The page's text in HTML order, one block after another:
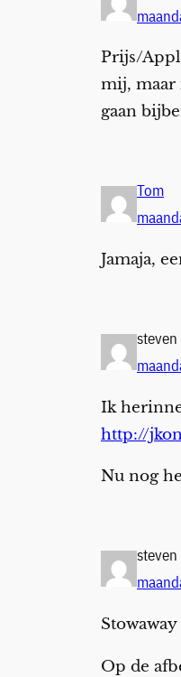
Prijs/
mij, maar
gaan
Tom
Jamaja,
steven
Ik
http://
Nu nog
steven
Op de